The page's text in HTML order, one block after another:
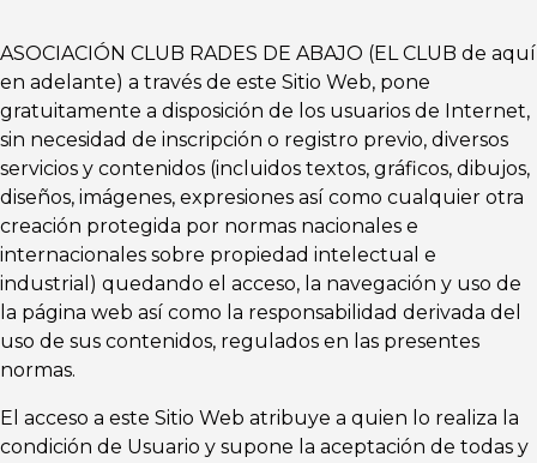
ASOCIACIÓN CLUB RADES DE ABAJO (EL CLUB de aquí
en adelante) a través de este Sitio Web, pone
gratuitamente a disposición de los usuarios de Internet,
sin necesidad de inscripción o registro previo, diversos
servicios y contenidos (incluidos textos, gráficos, dibujos,
diseños, imágenes, expresiones así como cualquier otra
creación protegida por normas nacionales e
internacionales sobre propiedad intelectual e
industrial) quedando el acceso, la navegación y uso de
la página web así como la responsabilidad derivada del
uso de sus contenidos, regulados en las presentes
normas.
El acceso a este Sitio Web atribuye a quien lo realiza la
condición de Usuario y supone la aceptación de todas y